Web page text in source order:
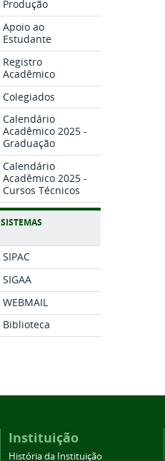
Produção
Apoio ao
Estudante
Registro
Acadêmico
Colegiados
Calendário
Acadêmico 2025 -
Graduação
Calendário
Acadêmico 2025 -
Cursos Técnicos
SISTEMAS
SIPAC
SIGAA
WEBMAIL
Biblioteca
Instituição
História da Instituição